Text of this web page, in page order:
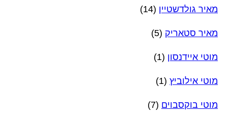
מאיר גולדשטיין (14)
מאיר סטאריק (5)
מוטי איידנסון (1)
מוטי אילוביץ (1)
מוטי בוקסבוים (7)